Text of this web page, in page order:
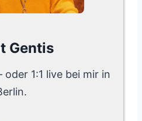
Gentis
oder 1:1 live bei mir in